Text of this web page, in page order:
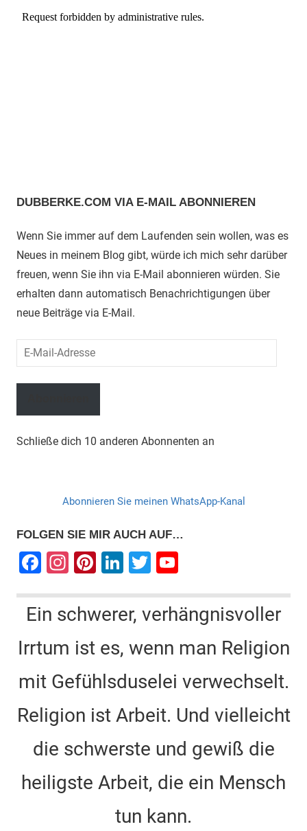
DUBBERKE.COM VIA E-MAIL ABONNIEREN
Wenn Sie immer auf dem Laufenden sein wollen, was es
Neues in meinem Blog gibt, würde ich mich sehr darüber
freuen, wenn Sie ihn via E-Mail abonnieren würden. Sie
erhalten dann automatisch Benachrichtigungen über
neue Beiträge via E-Mail.
Mail-
Adresse
Schließe dich 10 anderen Abonnenten an
Abonnieren Sie meinen WhatsApp-Kanal
FOLGEN SIE MIR AUCH AUF…
F
c
e
b
o
o
k
In
a
gr
a
m
Pi
er
e
st
Li
k
e
dI
n
T
tt
er
u
T
u
b
e
C
h
a
n
Ein schwerer, verhängnisvoller
Irrtum ist es, wenn man Religion
mit Gefühlsduselei verwechselt.
Religion ist Arbeit. Und vielleicht
die schwerste und gewiß die
heiligste Arbeit, die ein Mensch
tun kann.